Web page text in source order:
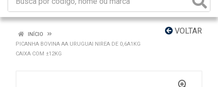
VOLTAR
INÍCIO
PICANHA BOVINA AA URUGUAI NIREA DE 0,6A1KG
CAIXA COM ±12KG